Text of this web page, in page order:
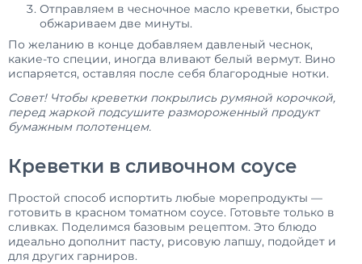
Отправляем в чесночное масло креветки, быстро
обжариваем две минуты.
По желанию в конце добавляем давленый чеснок,
какие-то специи, иногда вливают белый вермут. Вино
испаряется, оставляя после себя благородные нотки.
Совет! Чтобы креветки покрылись румяной корочкой,
перед жаркой подсушите размороженный продукт
бумажным полотенцем.
Креветки в сливочном соусе
Простой способ испортить любые морепродукты —
готовить в красном томатном соусе. Готовьте только в
сливках. Поделимся базовым рецептом. Это блюдо
идеально дополнит пасту, рисовую лапшу, подойдет и
для других гарниров.